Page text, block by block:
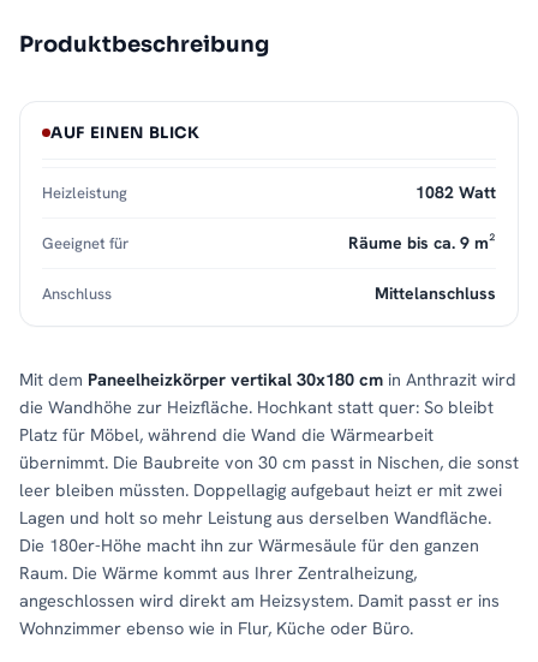
Produktbeschreibung
Mit dem Paneelheizkörper vertikal 30x180 cm in Anthrazit wird
die Wandhöhe zur Heizfläche. Hochkant statt quer: So bleibt
Platz für Möbel, während die Wand die Wärmearbeit
übernimmt. Die Baubreite von 30 cm passt in Nischen, die sonst
leer bleiben müssten. Doppellagig aufgebaut heizt er mit zwei
Lagen und holt so mehr Leistung aus derselben Wandfläche.
Die 180er-Höhe macht ihn zur Wärmesäule für den ganzen
Raum. Die Wärme kommt aus Ihrer Zentralheizung,
angeschlossen wird direkt am Heizsystem. Damit passt er ins
Wohnzimmer ebenso wie in Flur, Küche oder Büro.
AUF EINEN BLICK
Heizleistung 1082 Watt
Geeignet für Räume bis ca. 9 m²
Anschluss Mittelanschluss